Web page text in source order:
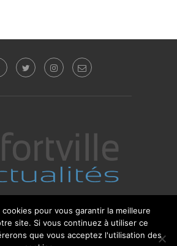
Alfortville Actualités - Tous droits
: Sébastien Glotin - l'Agence-i
pour vous garantir la meilleure
site. Si vous continuez à utiliser ce
que vous acceptez l'utilisation des